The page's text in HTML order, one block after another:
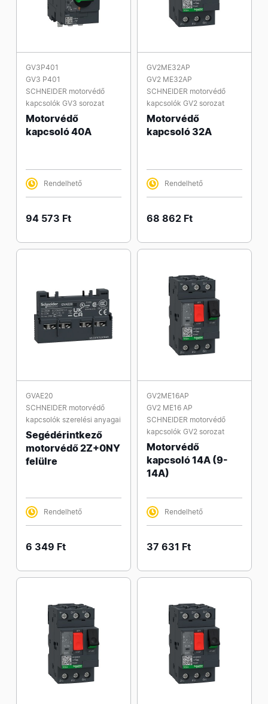
GV3P401
GV3 P401
SCHNEIDER motorvédő
kapcsolók GV3 sorozat
Motorvédő
kapcsoló 40A
Rendelhető
94 573 Ft
GV2ME32AP
GV2 ME32AP
SCHNEIDER motorvédő
kapcsolók GV2 sorozat
Motorvédő
kapcsoló 32A
Rendelhető
68 862 Ft
GVAE20
SCHNEIDER motorvédő
kapcsolók szerelési anyagai
Segédérintkező
motorvédő 2Z+0NY
felülre
Rendelhető
6 349 Ft
GV2ME16AP
GV2 ME16 AP
SCHNEIDER motorvédő
kapcsolók GV2 sorozat
Motorvédő
kapcsoló 14A (9-
14A)
Rendelhető
37 631 Ft